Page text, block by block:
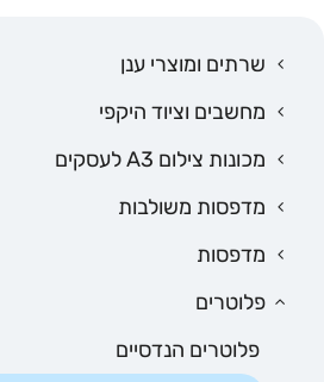
שרתים ומוצרי ענן
מחשבים וציוד היקפי
מכונות צילום A3 לעסקים
מדפסות משולבות
מדפסות
פלוטרים
פלוטרים הנדסיים